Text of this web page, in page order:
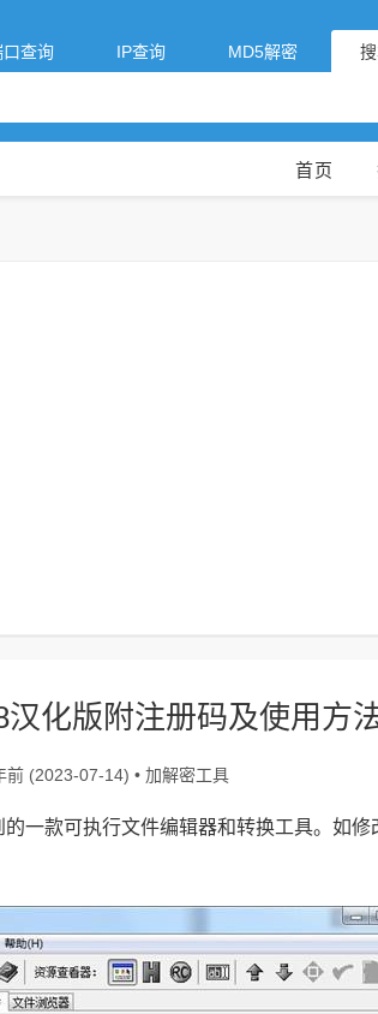
口查询 IP查询 MD5解密
首页
汉化版附注册码及使用方
前 (2023-07-14) • 加解密工具
一款可执行文件编辑器和转换工具。如